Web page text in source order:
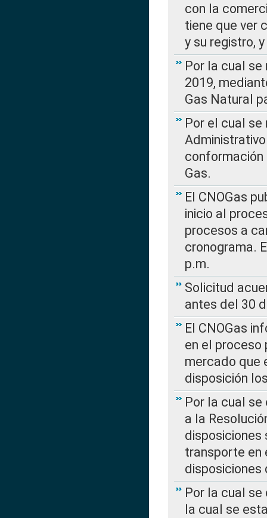
con la
tiene que ver
y su registro,
Por la cual
2019,
Gas Natural
Por el cual
conformación
Gas.
El CNOGas
inicio al
procesos a
cronograma.
p.m.
Solicitud
antes del 30
El CNOGas
en el
mercado que
disposición
Por la cual se
a la
disposiciones
transporte en
disposiciones
Por la cual se
la cual se